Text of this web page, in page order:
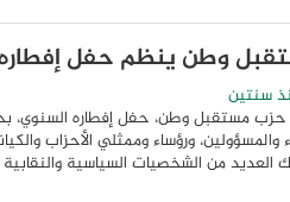
وطن ينظم حفل
سنتين
مستقبل وطن، حفل إفطاره السنوي،
والمسؤولين، ورؤساء وممثلي الأحزاب
العديد من الشخصيات السياسية والنقابية